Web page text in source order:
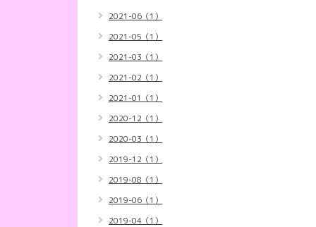
2021-06（1）
2021-05（1）
2021-03（1）
2021-02（1）
2021-01（1）
2020-12（1）
2020-03（1）
2019-12（1）
2019-08（1）
2019-06（1）
2019-04（1）